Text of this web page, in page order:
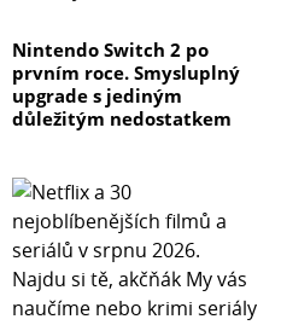
Nintendo Switch 2 po
prvním roce. Smysluplný
upgrade s jediným
důležitým nedostatkem